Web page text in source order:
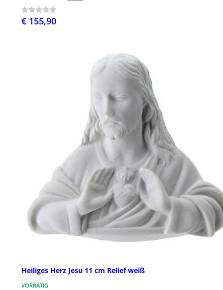
€ 155,90
Heiliges Herz Jesu 11 cm Relief weiß
VORRÄTIG